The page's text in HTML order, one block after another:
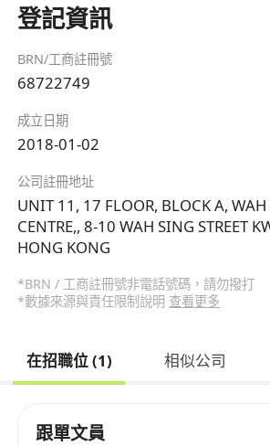
登記資訊
BRN/工商註冊號
68722749
成立日期
2018-01-02
公司註冊地址
UNIT 11, 17 FLOOR, BLOCK A,
CENTRE,, 8-10 WAH SING STREET
HONG KONG
*BRN / 工商註冊號非電話號碼，請勿撥打
*數據來源與責任限制說明 查看更多
在招職位 (1) 相似公司
跟單文員